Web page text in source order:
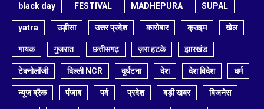
black day FESTIVAL MADHEPURA SUPAL
yatra उड़ीसा उत्तर प्रदेश कारोबार क्राइम खेल
गायक गुजरात छत्तीसगढ़ ज़रा हटके झारखंड
टेक्नोलॉजी दिल्ली NCR दुर्घटना देश देश विदेश धर्म
न्यूज ब्रैक पंजाब पर्व प्रदेश बड़ी खबर बिजनेस